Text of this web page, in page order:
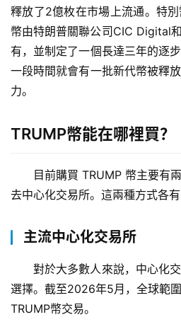
釋放了2億枚在市場上流通。特
幣由特朗普關聯公司CIC Digital
有，並制定了一個長達三年的逐
一段時間就會有一批新代幣被釋
力。
TRUMP幣能在哪裡買？
目前購買 TRUMP 幣主要有
去中心化交易所。這兩種方式各
主流中心化交易所
對於大多數人來說，中心化
選擇。截至2026年5月，全球範
TRUMP幣交易。